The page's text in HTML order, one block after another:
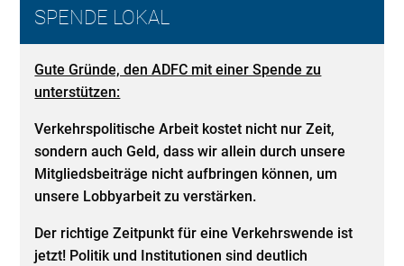
SPENDE LOKAL
Gute Gründe, den ADFC mit einer Spende zu
unterstützen:
Verkehrspolitische Arbeit kostet nicht nur Zeit,
sondern auch Geld, dass wir allein durch unsere
Mitgliedsbeiträge nicht aufbringen können, um
unsere Lobbyarbeit zu verstärken.
Der richtige Zeitpunkt für eine Verkehrswende ist
jetzt! Politik und Institutionen sind deutlich